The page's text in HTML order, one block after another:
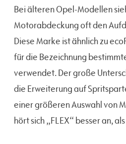
Bei älteren Opel-Modellen
Motorabdeckung oft den
Diese Marke ist ähnlich zu
für die Bezeichnung
verwendet. Der große
die Erweiterung auf
einer größeren Auswahl von
hört sich „FLEX“ besser an,